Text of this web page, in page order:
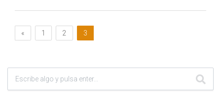
« 1 2 3